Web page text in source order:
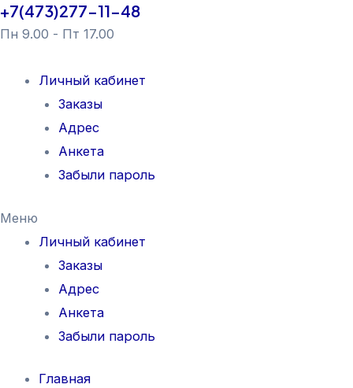
+7(473)277-11-48
Пн 9.00 - Пт 17.00
Личный кабинет
Заказы
Адрес
Анкета
Забыли пароль
Меню
Личный кабинет
Заказы
Адрес
Анкета
Забыли пароль
Главная